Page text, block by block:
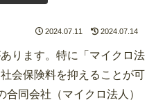
2024.07.11 2024.07.14
ります。特に「マイクロ法
会保険料を抑えることが可
同会社（マイクロ法人）